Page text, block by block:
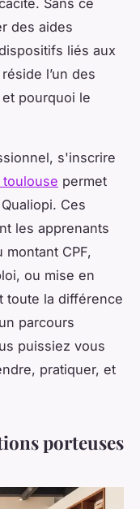
Sans ce
des aides
liés aux
l’un des
pourquoi le
s'inscrire
permet
Ces
les apprenants
CPF,
ou mise en
toute la différence
parcours
puissiez vous
pratiquer, et
porteuses